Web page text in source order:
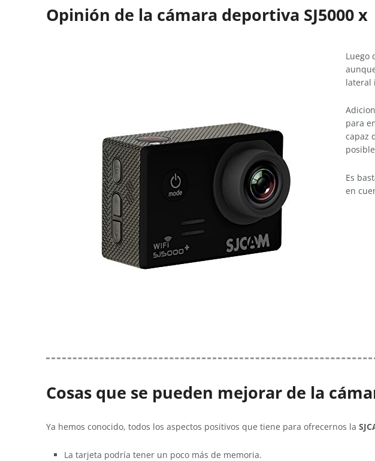
Opinión de la cámara deportiva SJ5000 x
Luego
lateral
para
capaz
Es
en
Cosas que se pueden mejorar de la
Ya hemos conocido, todos los aspectos positivos que tiene para ofrecernos la
La tarjeta podría tener un poco más de memoria.